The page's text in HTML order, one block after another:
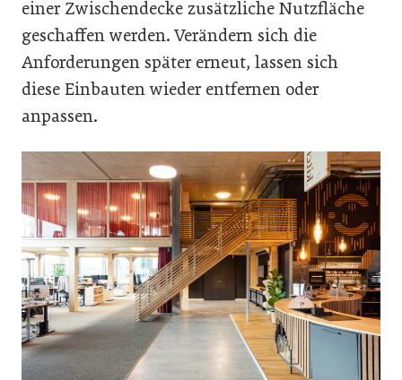
einer Zwischendecke zusätzliche Nutzfläche
geschaffen werden. Verändern sich die
Anforderungen später erneut, lassen sich
diese Einbauten wieder entfernen oder
anpassen.